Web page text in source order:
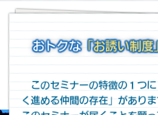
おトクな「お誘い制度
このセミナーの特徴の１つ
く進める仲間の存在」があり